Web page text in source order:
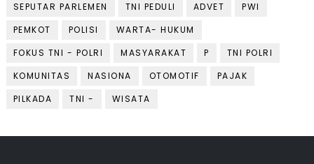
SEPUTAR PARLEMEN
TNI PEDULI ADVET
PWI
PEMKOT
POLISI
WARTA- HUKUM
FOKUS TNI - POLRI
MASYARAKAT P
TNI POLRI
KOMUNITAS
NASIONA OTOMOTIF
PAJAK
PILKADA
TNI - WISATA